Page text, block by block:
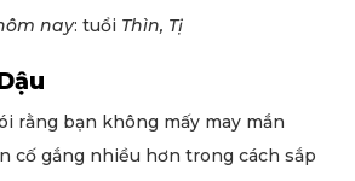
nay: tuổi Thìn, Tị
rằng bạn không mấy may mắn
cố gắng nhiều hơn trong cách sắp